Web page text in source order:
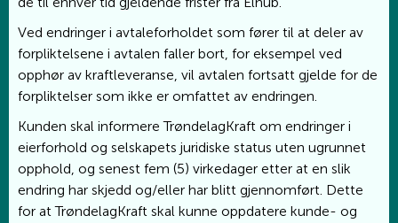
Ved endringer i avtaleforholdet som fører til at deler av
forpliktelsene i avtalen faller bort, for eksempel ved
opphør av kraftleveranse, vil avtalen fortsatt gjelde for de
forpliktelser som ikke er omfattet av endringen.
Kunden skal informere TrøndelagKraft om endringer i
eierforhold og selskapets juridiske status uten ugrunnet
opphold, og senest fem (5) virkedager etter at en slik
endring har skjedd og/eller har blitt gjennomført. Dette
for at TrøndelagKraft skal kunne oppdatere kunde- og